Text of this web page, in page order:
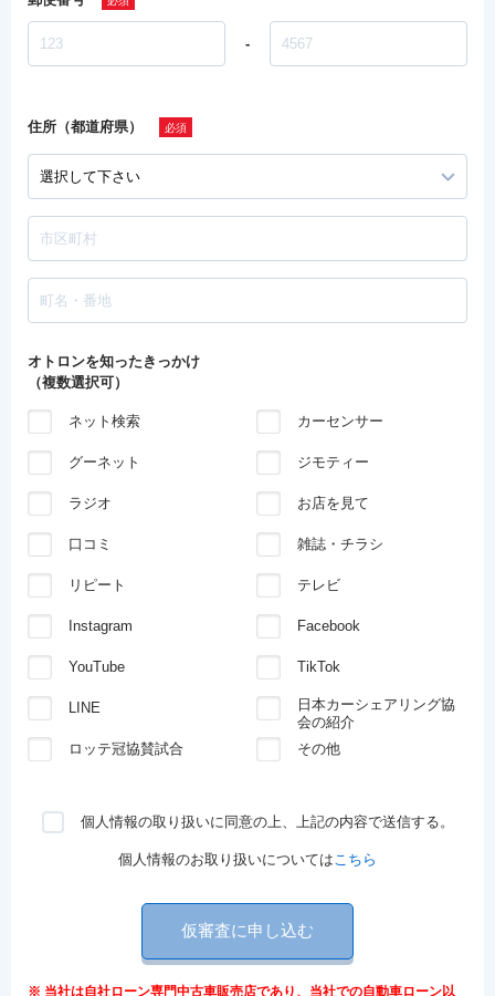
-
住所（都道府県）
オトロンを知ったきっかけ
（複数選択可）
ネット検索 カーセンサー
グーネット ジモティー
ラジオ お店を見て
口コミ 雑誌・チラシ
リピート テレビ
Instagram Facebook
YouTube TikTok
LINE
日本カーシェアリング協
会の紹介
ロッテ冠協賛試合
その他
個人情報の取り扱いに同意の上、上記の内容で送信する。
個人情報のお取り扱いについてはこちら
仮審査に申し込む
※ 当社は自社ローン専門中古車販売店であり、当社での自動車ローン以